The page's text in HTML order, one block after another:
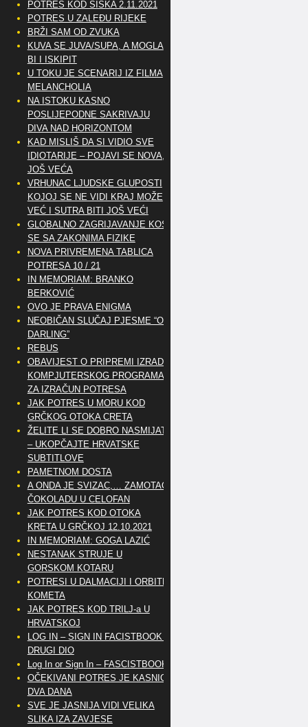
POTRES KOD SISKA 2.11.2021
POTRES U ZALEĐU RIJEKE
BRŽI SAM OD ZVUKA
KUVA SE JUVA/SUPA, A MOGLA
BI I ISKIPIT
U TOKU JE SCENARIJ IZ FILMA
MELANCHOLIA
NA ISTOKU KASNO
POSLIJEPODNE SAKRIVAJU
DIVA NAD HORIZONTOM
KAD MISLIŠ DA SI VIDIO SVE
IDIOTARIJE – POJAVI SE NOVA,..
JOŠ VEĆA
VRHUNAC LJUDSKE GLUPOSTI
KOJOJ SE NE VIDI KRAJ MOŽE
VEĆ I SUTRA BITI JOŠ VEĆI
GLOBALNO ZAGRIJAVANJE KOSI
SE SA ZAKONIMA FIZIKE
NOVA PRIVREMENA TABLICA
POTRESA 10 / 21
IN MEMORIAM: BRANKO
BERKOVIĆ
OVO JE PRAVA ENIGMA
NEOBIČAN SLUČAJ PJESME “OH
DARLING”
REBUS
OBAVIJEST O PRIPREMI IZRADE
KOMPJUTERSKOG PROGRAMA
ZA IZRAČUN POTRESA
JAK POTRES U MORU KOD
GRČKOG OTOKA CRETA
ŽELITE LI SE DOBRO NASMIJATI
– UKOPČAJTE HRVATSKE
SUBTITLOVE
PAMETNOM DOSTA
A ONDA JE SVIZAC,… ZAMOTAO
ČOKOLADU U CELOFAN
JAK POTRES KOD OTOKA
KRETA U GRČKOJ 12.10.2021
IN MEMORIAM: GOGA LAZIĆ
NESTANAK STRUJE U
GORSKOM KOTARU
POTRESI U DALMACIJI I ORBITE
KOMETA
JAK POTRES KOD TRILJ-a U
HRVATSKOJ
LOG IN – SIGN IN FACISTBOOK –
DRUGI DIO
Log In or Sign In – FASCISTBOOK
OČEKIVANI POTRES JE KASNIO
DVA DANA
SVE JE JASNIJA VIDI VELIKA
SLIKA IZA ZAVJESE